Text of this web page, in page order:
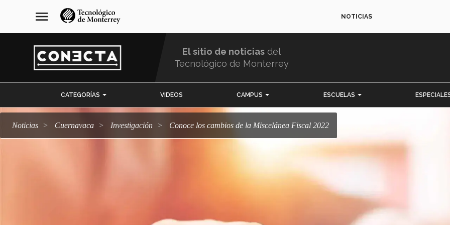
navegación
principal
menu NOTICIAS
El sitio de noticias del
Tecnológico de Monterrey
CATEGORÍAS VIDEOS CAMPUS ESCUELAS
Noticias Cuernavaca Investigación Conoce los cambios de la Miscelánea Fiscal 2022